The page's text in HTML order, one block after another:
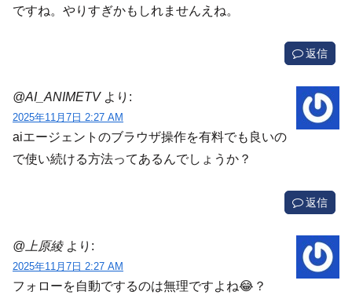
ですね。やりすぎかもしれませんえね。
返信
@AI_ANIMETV より:
2025年11月7日 2:27 AM
aiエージェントのブラウザ操作を有料でも良いの
で使い続ける方法ってあるんでしょうか？
返信
@上原綾 より:
2025年11月7日 2:27 AM
フォローを自動でするのは無理ですよね😂？